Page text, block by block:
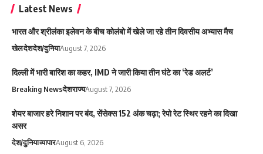
Latest News
भारत और श्रीलंका इलेवन के बीच कोलंबो में खेले जा रहे तीन दिवसीय अभ्यास मैच
खेलदेशदेश/दुनियाAugust 7, 2026
दिल्ली में भारी बारिश का कहर, IMD ने जारी किया तीन घंटे का ‘रेड अलर्ट’
Breaking Newsदेशराज्यAugust 7, 2026
शेयर बाजार हरे निशान पर बंद, सेंसेक्स 152 अंक चढ़ा; रेपो रेट स्थिर रहने का दिखा
असर
देश/दुनियाव्यापारAugust 6, 2026